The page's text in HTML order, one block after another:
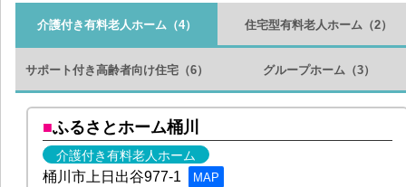
介護付き有料老人ホーム （4） 住宅型有料老人ホーム （2）
サポート付き高齢者向け住宅（6） グループホーム （3）
ふるさとホーム桶川
介護付き有料老人ホーム
桶川市上日出谷977-1 MAP